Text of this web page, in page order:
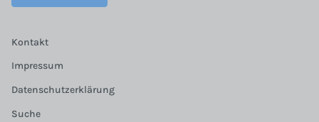
Kontakt
Impressum
Datenschutzerklärung
Suche